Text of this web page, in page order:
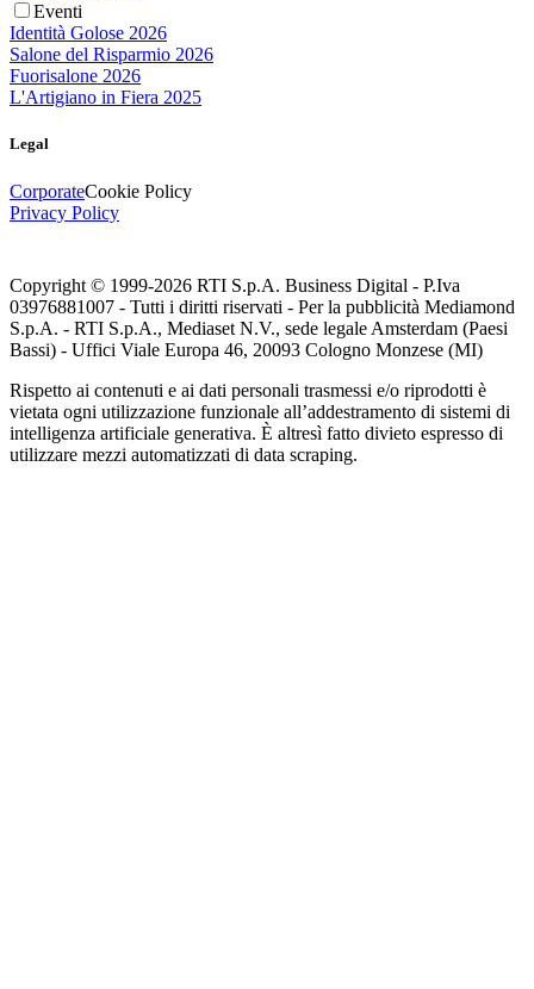
Eventi
Identità Golose 2026
Salone del Risparmio 2026
Fuorisalone 2026
L'Artigiano in Fiera 2025
Legal
CorporateCookie Policy
Privacy Policy
Copyright © 1999-2026 RTI S.p.A. Business Digital - P.Iva
03976881007 - Tutti i diritti riservati - Per la pubblicità Mediamond
S.p.A. - RTI S.p.A., Mediaset N.V., sede legale Amsterdam (Paesi
Bassi) - Uffici Viale Europa 46, 20093 Cologno Monzese (MI)
Rispetto ai contenuti e ai dati personali trasmessi e/o riprodotti è
vietata ogni utilizzazione funzionale all’addestramento di sistemi di
intelligenza artificiale generativa. È altresì fatto divieto espresso di
utilizzare mezzi automatizzati di data scraping.